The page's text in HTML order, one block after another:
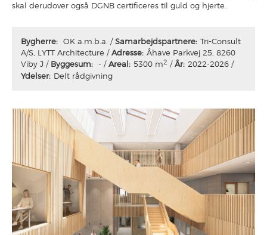
skal derudover også DGNB certificeres til guld og hjerte.
Bygherre: OK a.m.b.a. Samarbejdspartnere: Tri-Consult
A/S, LYTT Architecture
Adresse: Åhave Parkvej 25, 8260
Viby J
Byggesum: - Areal: 5300 m2 År: 2022-2026
Ydelser: Delt rådgivning